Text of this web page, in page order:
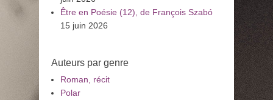
Être en Poésie (12), de François Szabó
15 juin 2026
Auteurs par genre
Roman, récit
Polar